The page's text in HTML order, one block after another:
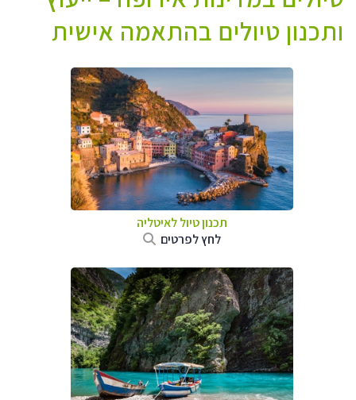
ותכנון טיולים בהתאמה אישית
תכנון טיול לאיטליה
לחץ לפרטים